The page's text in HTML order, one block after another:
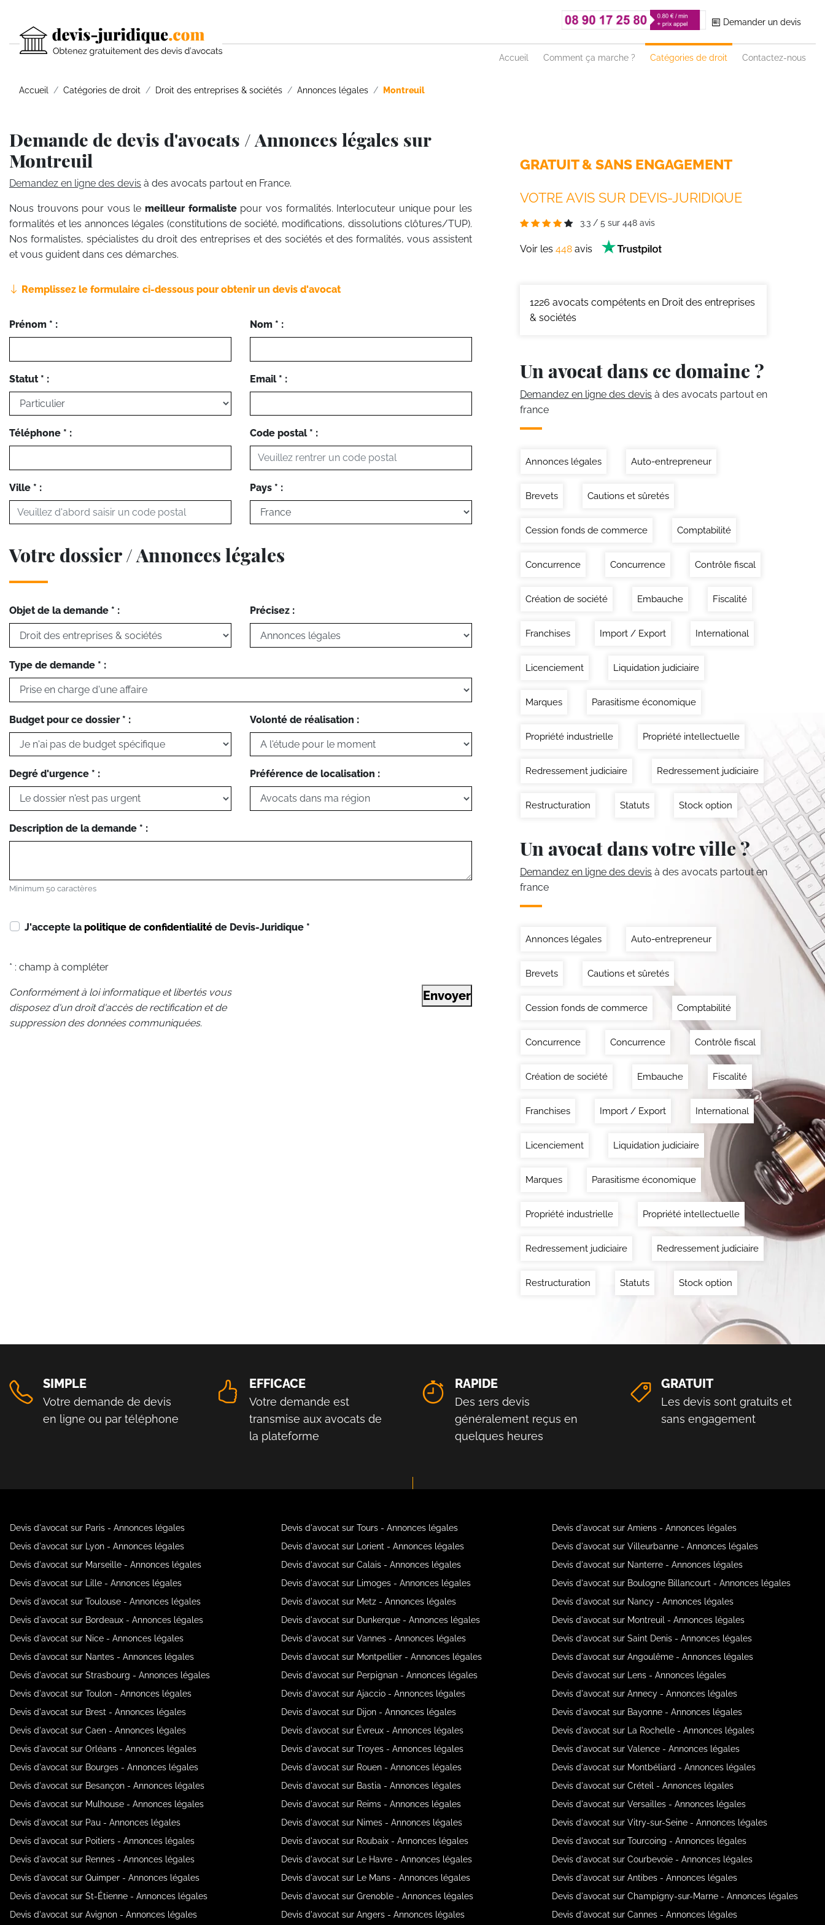
Demander un devis
Accueil Comment ça marche ? Catégories de droit Contactez-nous
Accueil Catégories de droit Droit des entreprises & sociétés Annonces légales Montreuil
Demande de devis d'avocats / Annonces légales sur
Montreuil
Demandez en ligne des devis à des avocats partout en France.
Nous trouvons pour vous lemeilleur formaliste pour vos formalités. Interlocuteur unique pour les
formalités et les annonces légales (constitutions de société, modifications, dissolutions clôtures/TUP).
Nos formalistes, spécialistes du droit des entreprises et des sociétés et des formalités, vous assistent
et vous guident dans ces démarches.
Remplissez le formulaire ci-dessous pour obtenir un devis d'avocat
Prénom * : Nom * :
Statut * : Email * :
Téléphone * : Code postal * :
Ville * : Pays * :
Votre dossier / Annonces légales
Objet de la demande * : Précisez :
Type de demande * :
Budget pour ce dossier * : Volonté de réalisation :
Degré d'urgence * : Préférence de localisation :
Description de la demande * :
Minimum 50 caractères
J'accepte la politique de confidentialité de Devis-Juridique *
* : champ à compléter
Conformément à loi informatique et libertés vous
disposez d'un droit d'accès de rectification et de
suppression des données communiquées.
Envoyer
GRATUIT & SANS ENGAGEMENT
VOTRE AVIS SUR DEVIS-JURIDIQUE
3.3 / 5 sur 448 avis
Voir les 448 avis
1226 avocats compétents en Droit des entreprises
& sociétés
Un avocat dans ce domaine ?
Demandez en ligne des devis à des avocats partout en
france
Annonces légales Auto-entrepreneur
Brevets Cautions et sûretés
Cession fonds de commerce Comptabilité
Concurrence Concurrence Contrôle fiscal
Création de société Embauche Fiscalité
Franchises Import / Export International
Licenciement Liquidation judiciaire
Marques Parasitisme économique
Propriété industrielle Propriété intellectuelle
Redressement judiciaire Redressement judiciaire
Restructuration Statuts Stock option
Un avocat dans votre ville ?
Demandez en ligne des devis à des avocats partout en
france
Annonces légales Auto-entrepreneur
Brevets Cautions et sûretés
Cession fonds de commerce Comptabilité
Concurrence Concurrence Contrôle fiscal
Création de société Embauche Fiscalité
Franchises Import / Export International
Licenciement Liquidation judiciaire
Marques Parasitisme économique
Propriété industrielle Propriété intellectuelle
Redressement judiciaire Redressement judiciaire
Restructuration Statuts Stock option
SIMPLE
Votre demande de devis
en ligne ou par téléphone
EFFICACE
Votre demande est
transmise aux avocats de
la plateforme
RAPIDE
Des 1ers devis
généralement reçus en
quelques heures
GRATUIT
Les devis sont gratuits et
sans engagement
Devis d'avocat sur Paris - Annonces légales
Devis d'avocat sur Lyon - Annonces légales
Devis d'avocat sur Marseille - Annonces légales
Devis d'avocat sur Lille - Annonces légales
Devis d'avocat sur Toulouse - Annonces légales
Devis d'avocat sur Bordeaux - Annonces légales
Devis d'avocat sur Nice - Annonces légales
Devis d'avocat sur Nantes - Annonces légales
Devis d'avocat sur Strasbourg - Annonces légales
Devis d'avocat sur Toulon - Annonces légales
Devis d'avocat sur Brest - Annonces légales
Devis d'avocat sur Caen - Annonces légales
Devis d'avocat sur Orléans - Annonces légales
Devis d'avocat sur Bourges - Annonces légales
Devis d'avocat sur Besançon - Annonces légales
Devis d'avocat sur Mulhouse - Annonces légales
Devis d'avocat sur Pau - Annonces légales
Devis d'avocat sur Poitiers - Annonces légales
Devis d'avocat sur Rennes - Annonces légales
Devis d'avocat sur Quimper - Annonces légales
Devis d'avocat sur St-Étienne - Annonces légales
Devis d'avocat sur Avignon - Annonces légales
Devis d'avocat sur Tours - Annonces légales
Devis d'avocat sur Lorient - Annonces légales
Devis d'avocat sur Calais - Annonces légales
Devis d'avocat sur Limoges - Annonces légales
Devis d'avocat sur Metz - Annonces légales
Devis d'avocat sur Dunkerque - Annonces légales
Devis d'avocat sur Vannes - Annonces légales
Devis d'avocat sur Montpellier - Annonces légales
Devis d'avocat sur Perpignan - Annonces légales
Devis d'avocat sur Ajaccio - Annonces légales
Devis d'avocat sur Dijon - Annonces légales
Devis d'avocat sur Évreux - Annonces légales
Devis d'avocat sur Troyes - Annonces légales
Devis d'avocat sur Rouen - Annonces légales
Devis d'avocat sur Bastia - Annonces légales
Devis d'avocat sur Reims - Annonces légales
Devis d'avocat sur Nimes - Annonces légales
Devis d'avocat sur Roubaix - Annonces légales
Devis d'avocat sur Le Havre - Annonces légales
Devis d'avocat sur Le Mans - Annonces légales
Devis d'avocat sur Grenoble - Annonces légales
Devis d'avocat sur Angers - Annonces légales
Devis d'avocat sur Amiens - Annonces légales
Devis d'avocat sur Villeurbanne - Annonces légales
Devis d'avocat sur Nanterre - Annonces légales
Devis d'avocat sur Boulogne Billancourt - Annonces légales
Devis d'avocat sur Nancy - Annonces légales
Devis d'avocat sur Montreuil - Annonces légales
Devis d'avocat sur Saint Denis - Annonces légales
Devis d'avocat sur Angoulême - Annonces légales
Devis d'avocat sur Lens - Annonces légales
Devis d'avocat sur Annecy - Annonces légales
Devis d'avocat sur Bayonne - Annonces légales
Devis d'avocat sur La Rochelle - Annonces légales
Devis d'avocat sur Valence - Annonces légales
Devis d'avocat sur Montbéliard - Annonces légales
Devis d'avocat sur Créteil - Annonces légales
Devis d'avocat sur Versailles - Annonces légales
Devis d'avocat sur Vitry-sur-Seine - Annonces légales
Devis d'avocat sur Tourcoing - Annonces légales
Devis d'avocat sur Courbevoie - Annonces légales
Devis d'avocat sur Antibes - Annonces légales
Devis d'avocat sur Champigny-sur-Marne - Annonces légales
Devis d'avocat sur Cannes - Annonces légales